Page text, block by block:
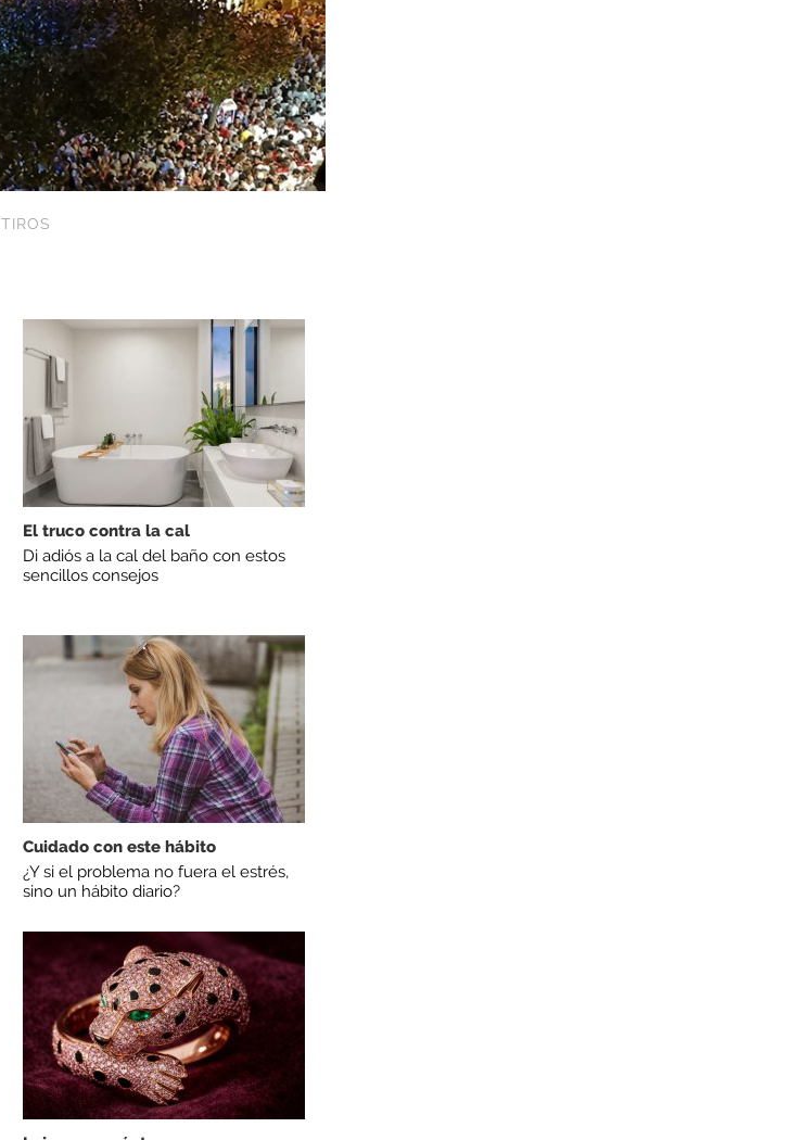
TIROS
El truco contra la cal
Di adiós a la cal del baño con estos
sencillos consejos
Cuidado con este hábito
¿Y si el problema no fuera el estrés,
sino un hábito diario?